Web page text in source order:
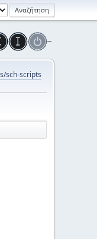
sch-scripts